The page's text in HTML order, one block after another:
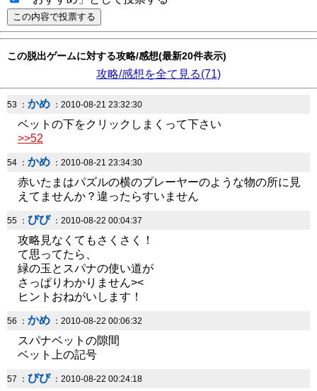
この脱出ゲームに対する攻略/感想(最新20件表示)
攻略/感想を全て見る(71)
53 ： かめ ：2010-08-21 23:32:30
ベットの下をクリックしまくって下さい
>>52
54 ： かめ ：2010-08-21 23:34:30
赤いたまはパズルの横のプレーヤーのような物の所に見
えてませんか？違ったらすいません
55 ： びび ：2010-08-22 00:04:37
攻略見なくてもさくさく！
て思ってたら、
緑の玉とスパナの使い道が
さっぱりわかりません><
ヒントおねがいします！
56 ： かめ ：2010-08-22 00:06:32
スパナベットの隙間
ベット上の記号
57 ： びび ：2010-08-22 00:24:18